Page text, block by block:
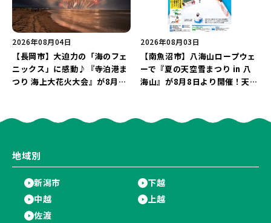
2026年08月04日
【長岡市】大迫力の「海のフェ
ニックス」に感動♪『寺泊港ま
つり 海上大花火大会』が8月7
2026年08月03日
【南魚沼市】八海山ロープウェ
ーで『夏の天空雪まつり in 八
海山』が8月8日より開催！天然
地域別
新潟市
下越
中越
上越
佐渡